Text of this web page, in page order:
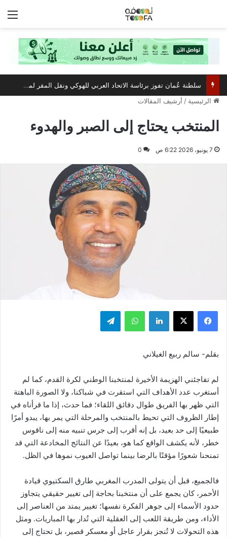
سلطنة عُمان تفوز برئاسة الاتحاد العربي للهوكي ونقل المقر لمسقط
الرئيسية / أرشيف المقالات
المنتخب يحتاج إلى الصبر والهدوء
7 يونيو، 2026 6:22 ص 0
فيسبوك ‫X لينكدإن واتساب تيلقرام
بقلم- سالم ربيع الغيلاني
لم تفاجئني الهزيمة الأخيرة لمنتخبنا الوطني لكرة القدم، كما لم
أستغرب عدد الأهداف التي استقرت في شباكنا، ولا الصورة الباهتة
التي ظهر بها الفريق طوال دقائق اللقاء؛ فما حدث، إذا ما قرأناه في
إطار الظروف التي تحيط بالمنتخب والمرحلة التي يمر بها، يبدو أمرًا
طبيعيًا إلى حد بعيد، بل إنه أقرب إلى جرس تنبيه منه إلى ناقوس
خطر، لأنه يكشف الواقع كما هو، بعيدًا عن النتائج المخادعة التي قد
تمنحنا شعورًا مؤقتًا بالرضا بينما تواصل العيوب نموها في الظل.
فالجميع، قبل أن يتولى المدرب المغربي طارق السكتيوي قيادة
الأحمر، كان يجمع على أن منتخبنا بحاجة إلى تغيير حقيقي يتجاوز
حدود الأسماء إلى جوهر الفكرة نفسها؛ تغيير يمتد من العناصر إلى
الأداء، ومن طريقة اللعب إلى العقلية التي تُدار بها المباريات. ومثل
هذه التحولات لا تُنجز بقرار عاجل أو معسكر قصير، بل تحتاج إلى